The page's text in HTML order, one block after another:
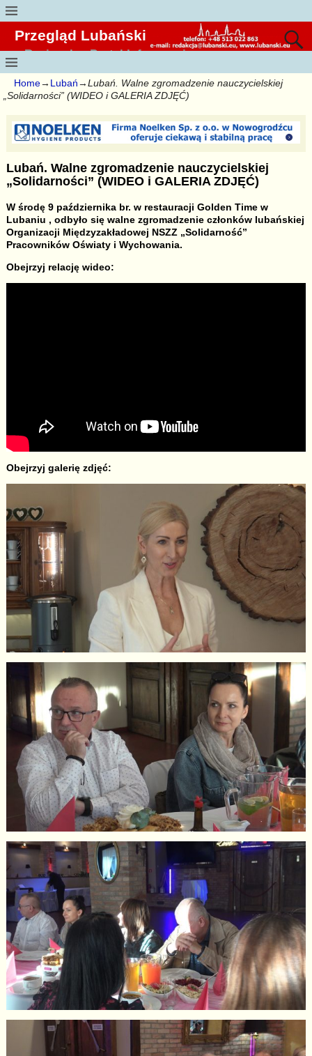
Przegląd Lubański
Regionalny Portal Informacyjny
Home→ Lubań→Lubań. Walne zgromadzenie nauczycielskiej
„Solidarności” (WIDEO i GALERIA ZDJĘĆ)
Lubań. Walne zgromadzenie nauczycielskiej
„Solidarności” (WIDEO i GALERIA ZDJĘĆ)
W środę 9 października br. w restauracji Golden Time w
Lubaniu , odbyło się walne zgromadzenie członków lubańskiej
Organizacji Międzyzakładowej NSZZ „Solidarność”
Pracowników Oświaty i Wychowania.
Obejrzyj relację wideo:
Obejrzyj galerię zdjęć: